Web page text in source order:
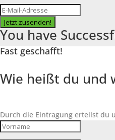
Jetzt zusenden!
You have
Fast geschafft!
Wie heißt du und
Durch die Eintragung erteilst du